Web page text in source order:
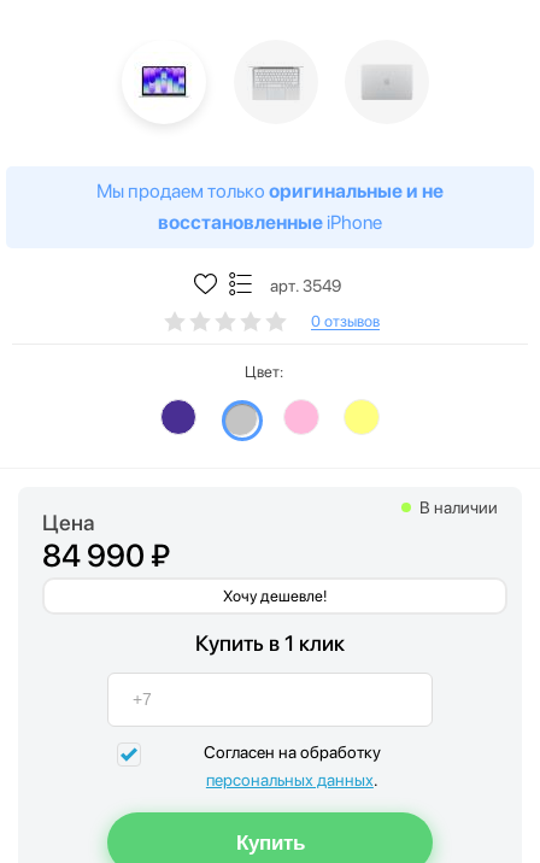
Мы продаем только оригинальные и не
восстановленные iPhone
арт. 3549
0 отзывов
Цвет:
Цена
84 990 ₽
Хочу дешевле!
В наличии
Купить в 1 клик
Согласен на обработку
персональных данных.